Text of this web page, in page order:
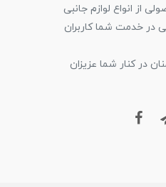
از انواع لوازم جانبی
در خدمت شما کاربران
در کنار شما عزیزان